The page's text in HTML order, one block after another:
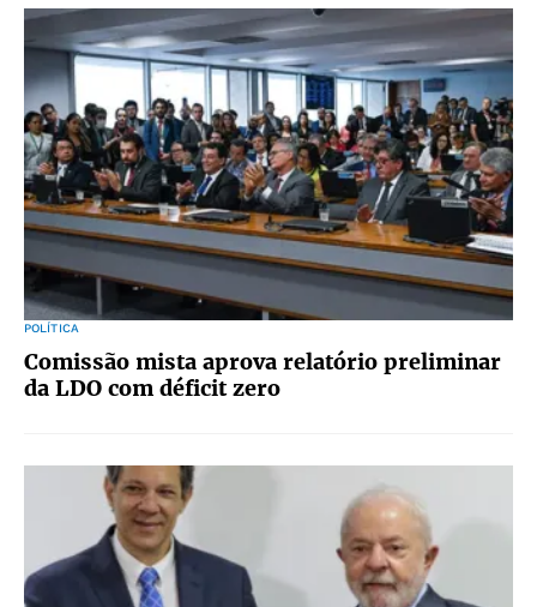
POLÍTICA
Comissão mista aprova relatório preliminar
da LDO com déficit zero